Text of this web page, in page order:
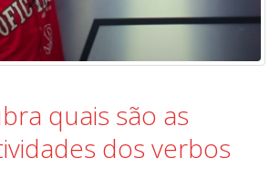
quais são as
dos verbos